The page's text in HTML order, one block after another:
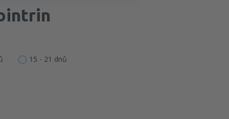
15 - 21 dnů